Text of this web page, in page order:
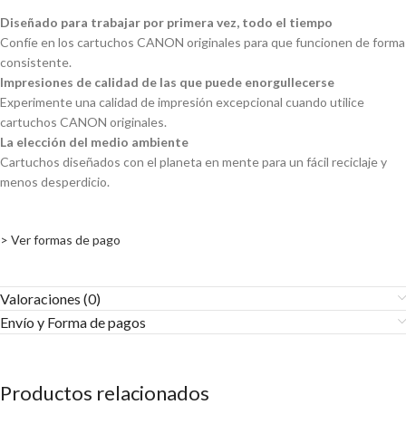
Diseñado para trabajar por primera vez, todo el tiempo
Confíe en los cartuchos CANON originales para que funcionen de forma
consistente.
Impresiones de calidad de las que puede enorgullecerse
Experimente una calidad de impresión excepcional cuando utilice
cartuchos CANON originales.
La elección del medio ambiente
Cartuchos diseñados con el planeta en mente para un fácil reciclaje y
menos desperdicio.
> Ver formas de pago
Valoraciones (0)
Envío y Forma de pagos​
Productos relacionados